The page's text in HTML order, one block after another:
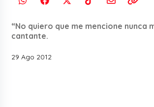
“No quiero que me mencione nunca
cantante.
29 Ago 2012